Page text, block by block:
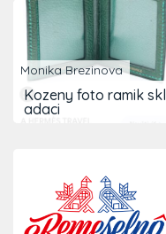
Monika Brezinova
Kozeny foto ramik skl
adaci